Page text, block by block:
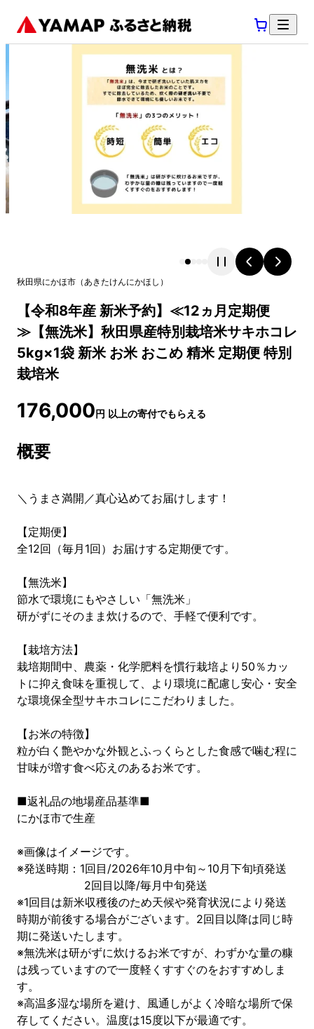
秋田県にかほ市 （あきたけんにかほし ）
【令和8年産 新米予約】≪12ヵ月定期便
≫【無洗米】秋田県産特別栽培米サキホコレ
5kg×1袋 新米 お米 おこめ 精米 定期便 特別
栽培米
176,000円 以上の寄付でもらえる
概要
＼うまさ満開／真心込めてお届けします！
【定期便】
全12回（毎月1回）お届けする定期便です。
【無洗米】
節水で環境にもやさしい「無洗米」
研がずにそのまま炊けるので、手軽で便利です。
【栽培方法】
栽培期間中、農薬・化学肥料を慣行栽培より50％カッ
トに抑え食味を重視して、より環境に配慮し安心・安全
な環境保全型サキホコレにこだわりました。
【お米の特徴】
粒が白く艶やかな外観とふっくらとした食感で噛む程に
甘味が増す食べ応えのあるお米です。
■返礼品の地場産品基準■
にかほ市で生産
※画像はイメージです。
※発送時期：1回目/2026年10月中旬～10月下旬頃発送
2回目以降/毎月中旬発送
※1回目は新米収穫後のため天候や発育状況により発送
時期が前後する場合がございます。2回目以降は同じ時
期に発送いたします。
※無洗米は研がずに炊けるお米ですが、わずかな量の糠
は残っていますので一度軽くすすぐのをおすすめしま
す。
※高温多湿な場所を避け、風通しがよく冷暗な場所で保
存してください。温度は15度以下が最適です。